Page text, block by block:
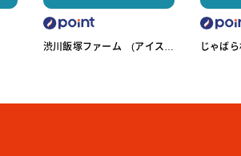
渋川飯塚ファーム (アイスク
じゃば